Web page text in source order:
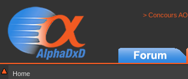
> Concours
Home